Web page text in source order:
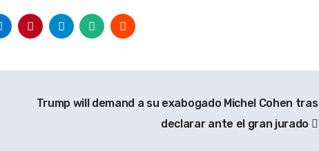
Trump will demand a su exabogado Michel Cohen tras
declarar ante el gran jurado